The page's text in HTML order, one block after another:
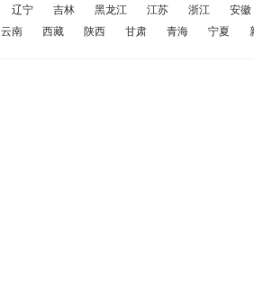
辽宁 吉林 黑龙江 江苏 浙江 安徽
云南 西藏 陕西 甘肃 青海 宁夏